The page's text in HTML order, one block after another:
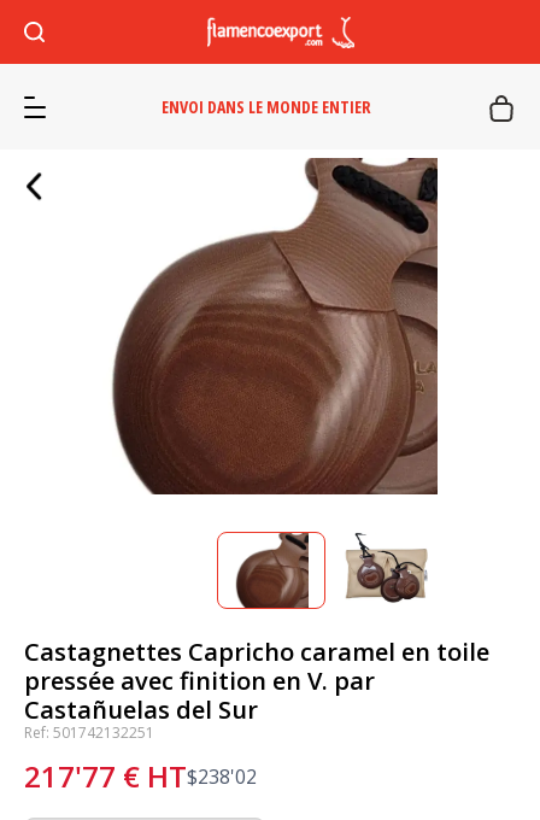
ENVOI DANS LE MONDE ENTIER
Castagnettes Capricho caramel en toile
pressée avec finition en V. par
Castañuelas del Sur
Ref: 501742132251
217'77 € HT$238'02